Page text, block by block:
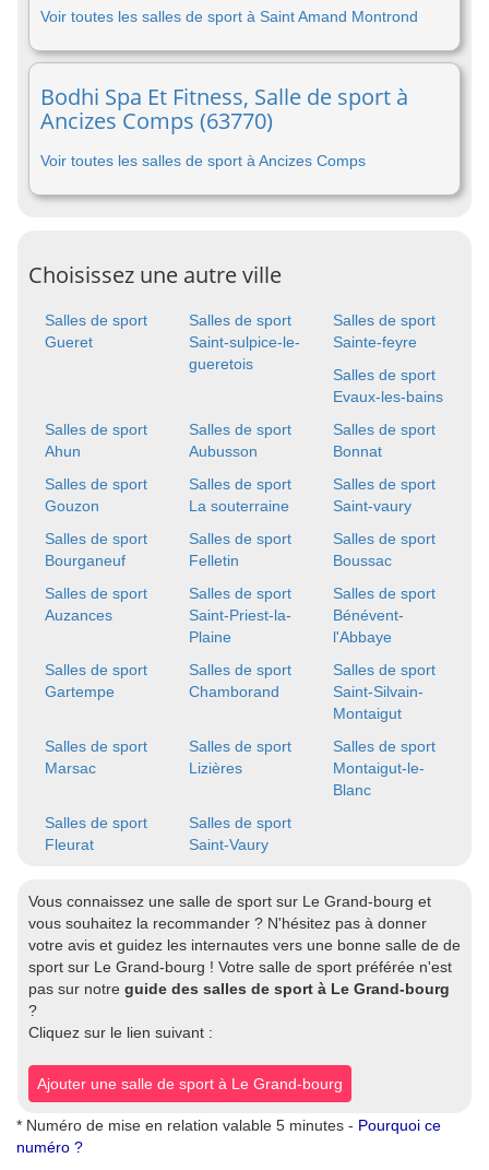
Voir toutes les salles de sport à Saint Amand Montrond
Bodhi Spa Et Fitness, Salle de sport à
Ancizes Comps (63770)
Voir toutes les salles de sport à Ancizes Comps
Choisissez une autre ville
Salles de sport
Gueret
Salles de sport
Saint-sulpice-le-
gueretois
Salles de sport
Sainte-feyre
Salles de sport
Evaux-les-bains
Salles de sport
Ahun
Salles de sport
Aubusson
Salles de sport
Bonnat
Salles de sport
Gouzon
Salles de sport
La souterraine
Salles de sport
Saint-vaury
Salles de sport
Bourganeuf
Salles de sport
Felletin
Salles de sport
Boussac
Salles de sport
Auzances
Salles de sport
Saint-Priest-la-
Plaine
Salles de sport
Bénévent-
l'Abbaye
Salles de sport
Gartempe
Salles de sport
Chamborand
Salles de sport
Saint-Silvain-
Montaigut
Salles de sport
Marsac
Salles de sport
Lizières
Salles de sport
Montaigut-le-
Blanc
Salles de sport
Fleurat
Salles de sport
Saint-Vaury
Vous connaissez une salle de sport sur Le Grand-bourg et
vous souhaitez la recommander ? N'hésitez pas à donner
votre avis et guidez les internautes vers une bonne salle de de
sport sur Le Grand-bourg ! Votre salle de sport préférée n'est
pas sur notre guide des salles de sport à Le Grand-bourg
?
Cliquez sur le lien suivant :
Ajouter une salle de sport à Le Grand-bourg
* Numéro de mise en relation valable 5 minutes - Pourquoi ce
numéro ?